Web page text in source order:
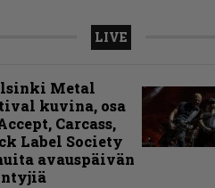
LIVE
Metal
kuvina, osa
Carcass,
Label Society
avauspäivän